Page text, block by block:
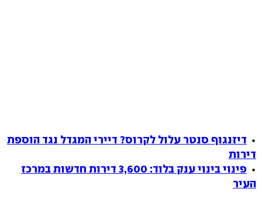
דיזנגוף סנטר עלול לקרוס? דיירי המגדל נגד הוספת
דירות
פינוי בינוי ענק בלוד: 3,600 דירות חדשות במרכז
העיר